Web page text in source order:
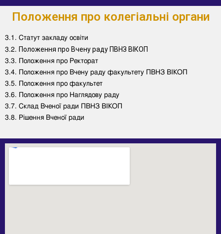
Положення про колегіальні органи
3.1. Статут закладу освіти
3.2. Положення про Вчену раду ПВНЗ ВІКОП
3.3.
Положення про Ректорат
3.4.
Положення про Вчену раду факультету ПВНЗ ВІКОП
3.5.
Положення про факультет
3.6.
Положення про Наглядову раду
3.7. Склад Вченої ради ПВНЗ ВІКОП
3.8. Рішення Вченої ради